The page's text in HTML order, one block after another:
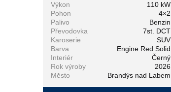
Výkon
110 kW
Pohon
4×2
Palivo
Benzin
Převodovka
7st. DCT
Karoserie
SUV
Barva
Engine Red Solid
Interiér
Černý
Rok výroby
2026
Město
Brandýs nad Labem